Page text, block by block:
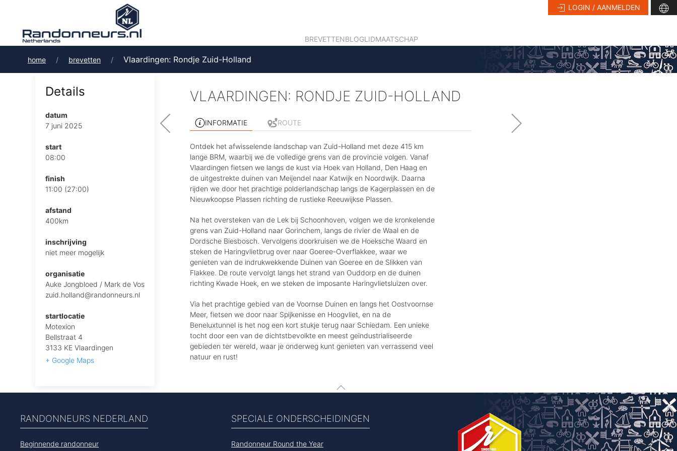
BREVETTENBLOGLIDMAATSCHAP
LOGIN / AANMELDEN
home brevetten Vlaardingen: Rondje Zuid-Holland
Details
datum
7 juni 2025
start
08:00
finish
11:00 (27:00)
afstand
400km
inschrijving
niet meer mogelijk
organisatie
Auke Jongbloed / Mark de Vos
zuid.holland@randonneurs.nl
startlocatie
Motexion
Bellstraat 4
3133 KE Vlaardingen
+ Google Maps
VLAARDINGEN: RONDJE ZUID-HOLLAND
INFORMATIE ROUTE
Ontdek het afwisselende landschap van Zuid-Holland met deze 415 km
lange BRM, waarbij we de volledige grens van de provincie volgen. Vanaf
Vlaardingen fietsen we langs de kust via Hoek van Holland, Den Haag en
de uitgestrekte duinen van Meijendel naar Katwijk en Noordwijk. Daarna
rijden we door het prachtige polderlandschap langs de Kagerplassen en de
Nieuwkoopse Plassen richting de rustieke Reeuwijkse Plassen.
Na het oversteken van de Lek bij Schoonhoven, volgen we de kronkelende
grens van Zuid-Holland naar Gorinchem, langs de rivier de Waal en de
Dordsche Biesbosch. Vervolgens doorkruisen we de Hoeksche Waard en
steken de Haringvlietbrug over naar Goeree-Overflakkee, waar we
genieten van de indrukwekkende Duinen van Goeree en de Slikken van
Flakkee. De route vervolgt langs het strand van Ouddorp en de duinen
richting Kwade Hoek, en we steken de imposante Haringvlietsluizen over.
Via het prachtige gebied van de Voornse Duinen en langs het Oostvoornse
Meer, fietsen we door naar Spijkenisse en Hoogvliet, en na de
Beneluxtunnel is het nog een kort stukje terug naar Schiedam. Een unieke
tocht door een van de dichtstbevolkte en meest geïndustrialiseerde
gebieden ter wereld, waar je onderweg kunt genieten van verrassend veel
natuur en rust!
RANDONNEURS NEDERLAND
Beginnende randonneur
SPECIALE ONDERSCHEIDINGEN
Randonneur Round the Year